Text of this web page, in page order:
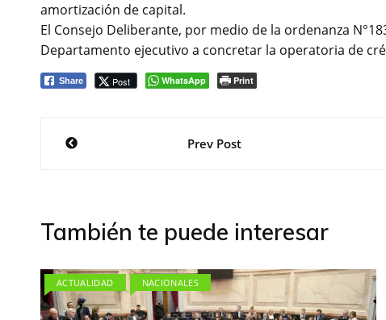
amortización de capital.
El Consejo Deliberante, por medio de la ordenanza
Departamento ejecutivo a concretar la operatoria de
Share Post WhatsApp Print
NavegaciónPrev Post
También te puede interesar
ACTUALIDAD NACIONALES